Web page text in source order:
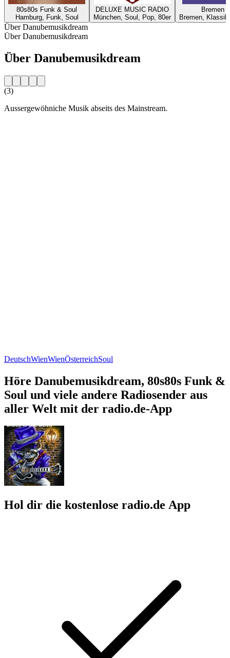
80s80s Funk & Soul
Hamburg, Funk, Soul
DELUXE MUSIC RADIO
München, Soul, Pop, 80er
Bremen
Bremen,
Über Danubemusikdream
Über Danubemusikdream
Über Danubemusikdream
(3)
Aussergewöhniche Musik abseits des Mainstream.
DeutschWienWienÖsterreichSoul
Höre Danubemusikdream, 80s80s Funk &
Soul und viele andere Radiosender aus
aller Welt mit der radio.de-App
Hol dir die kostenlose radio.de App